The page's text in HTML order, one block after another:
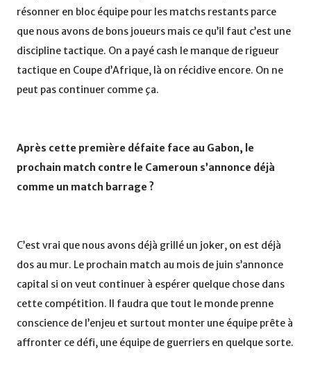
résonner en bloc équipe pour les matchs restants parce
que nous avons de bons joueurs mais ce qu’il faut c’est une
discipline tactique. On a payé cash le manque de rigueur
tactique en Coupe d’Afrique, là on récidive encore. On ne
peut pas continuer comme ça.
Après cette première défaite face au Gabon, le
prochain match contre le Cameroun s’annonce déjà
comme un match barrage ?
C’est vrai que nous avons déjà grillé un joker, on est déjà
dos au mur. Le prochain match au mois de juin s’annonce
capital si on veut continuer à espérer quelque chose dans
cette compétition. Il faudra que tout le monde prenne
conscience de l’enjeu et surtout monter une équipe prête à
affronter ce défi, une équipe de guerriers en quelque sorte.